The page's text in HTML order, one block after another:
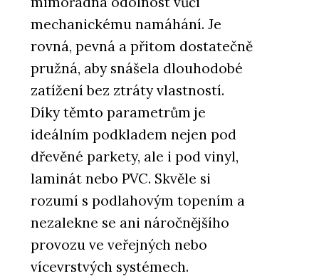
mechanickému namáhání. Je
rovná, pevná a přitom dostatečně
pružná, aby snášela dlouhodobé
zatížení bez ztráty vlastností.
Díky těmto parametrům je
ideálním podkladem nejen pod
dřevěné parkety, ale i pod vinyl,
laminát nebo PVC. Skvěle si
rozumí s podlahovým topením a
nezalekne se ani náročnějšího
provozu ve veřejných nebo
vícevrstvých systémech.